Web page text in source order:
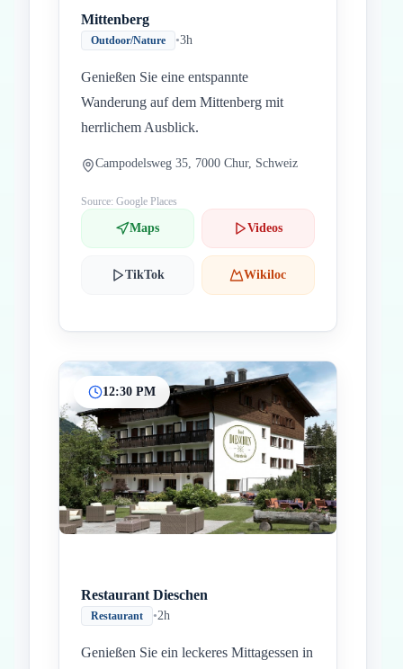
Mittenberg
Outdoor/Nature •3h
Genießen Sie eine entspannte
Wanderung auf dem Mittenberg mit
herrlichem Ausblick.
Campodelsweg 35, 7000 Chur, Schweiz
Source: Google Places
Maps Videos
TikTok Wikiloc
12:30 PM
Restaurant Dieschen
Restaurant •2h
Genießen Sie ein leckeres Mittagessen in